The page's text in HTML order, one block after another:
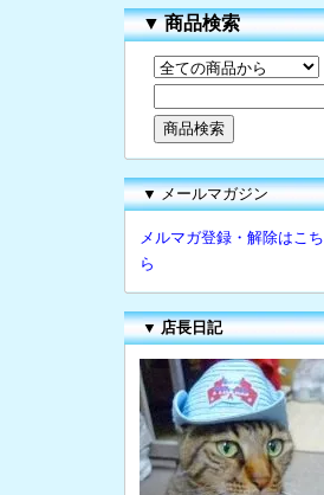
▼商品検索
▼ メールマガジン
メルマガ登録・解除はこち
ら
▼ 店長日記